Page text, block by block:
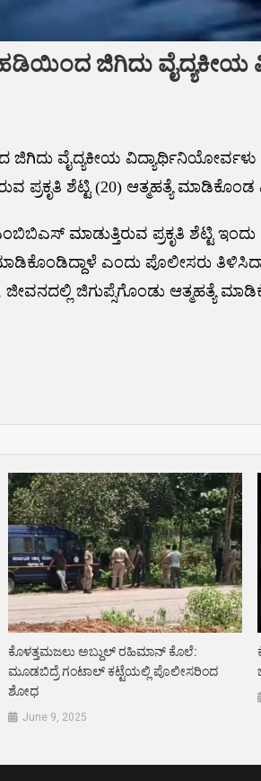
ಜಿಗಿದು ವೈದ್ಯಕೀಯ
ವೈದ್ಯಕೀಯ
ಶೆಟ್ಟಿ (20) ಆತ್ಮಹತ್ಯೆ ಮಾಡಿಕೊಂಡ
ಮಾಡುತ್ತಿರುವ ಪ್ರಕೃತಿ ಶೆಟ್ಟಿ
ಎಂದು ಪೊಲೀಸರು
ಜಿಗುಪ್ಸೆಗೊಂಡು ಆತ್ಮಹತ್ಯೆ
ಕೊಳತ್ತಮಜಲು ಅಬ್ದುಲ್ ರಹಿಮಾನ್ ಕೊಲೆ:
ಮೂಡಬಿದ್ರೆ ಗಂಟಾಲ್ ಕಟ್ಟೆಯಲ್ಲಿ ಪೊಲೀಸರಿಂದ
ಶೋಧ
June 9, 2025